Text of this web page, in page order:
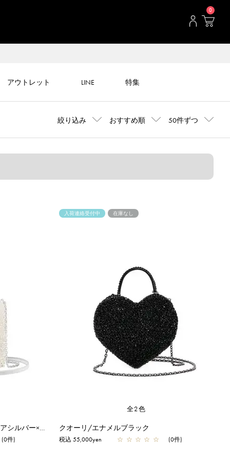
0
アウトレット LINE 特集
絞り込み おすすめ順 50件ずつ
999 コレクション/クオーリ/ピュアシルバー×ピュアシルバーピンク【一部店舗先行販売商品】
(0件)
入荷連絡受付中 在庫なし
全2色
クオーリ/エナメルブラック
税込 55,000yen ☆ ☆ ☆ ☆ ☆ (0件)